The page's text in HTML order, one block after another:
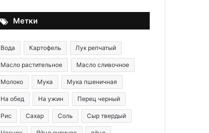
Метки
Вода Картофель Лук репчатый
Масло растительное Масло сливочное
Молоко Мука Мука пшеничная
На обед На ужин Перец черный
Рис Сахар Соль Сыр твердый